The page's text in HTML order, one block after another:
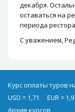
декабря.
оставаться на
периода
С уважением,
Курс оплаты туров
USD = 1,71
EUR =
Архив курсов